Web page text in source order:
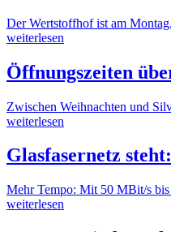
Der Wertstoffhof ist am
weiterlesen
Öffnungszeiten
Zwischen Weihnachten und
weiterlesen
Glasfasernetz
Mehr Tempo: Mit 50 MBit/s bis
weiterlesen